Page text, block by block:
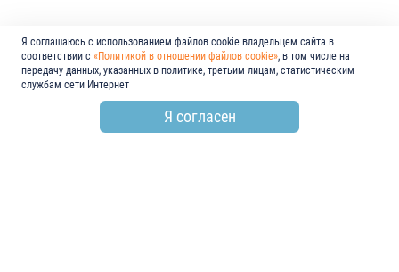
Я соглашаюсь с использованием файлов cookie владельцем сайта в
соответствии с «Политикой в отношении файлов cookie», в том числе на
передачу данных, указанных в политике, третьим лицам, статистическим
службам сети Интернет
Я согласен